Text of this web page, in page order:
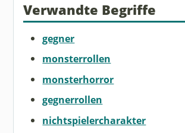
Verwandte Begriffe
gegner
monsterrollen
monsterhorror
gegnerrollen
nichtspielercharakter